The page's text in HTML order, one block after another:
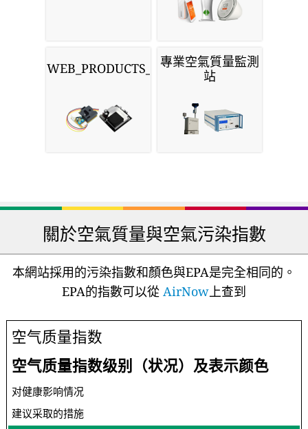
WEB_PRODUCTS_SENSORS專業空氣質量監測
站
關於空氣質量與空氣污染指數
本網站採用的污染指數和顏色與EPA是完全相同的。
EPA的指數可以從 AirNow上查到
空气质量指数
空气质量指数级别（状况）及表示颜色
对健康影响情况
建议采取的措施